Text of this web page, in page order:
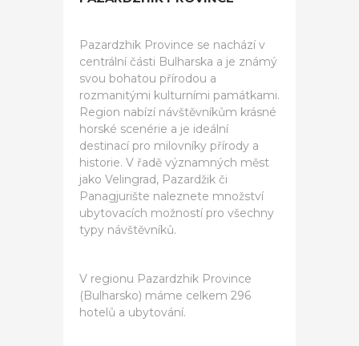
Pazardzhik Province se nachází v
centrální části Bulharska a je známý
svou bohatou přírodou a
rozmanitými kulturními památkami.
Region nabízí návštěvníkům krásné
horské scenérie a je ideální
destinací pro milovníky přírody a
historie. V řadě významných měst
jako Velingrad, Pazardžik či
Panagjurište naleznete množství
ubytovacích možností pro všechny
typy návštěvníků.
V regionu Pazardzhik Province
(Bulharsko) máme celkem 296
hotelů a ubytování.